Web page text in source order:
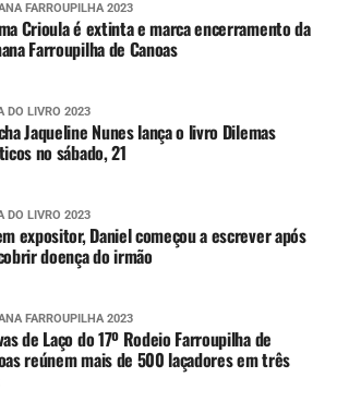
FARROUPILHA 2023
Crioula é extinta e marca encerramento da
Farroupilha de Canoas
DO LIVRO 2023
Jaqueline Nunes lança o livro Dilemas
no sábado, 21
DO LIVRO 2023
expositor, Daniel começou a escrever após
doença do irmão
FARROUPILHA 2023
de Laço do 17º Rodeio Farroupilha de
reúnem mais de 500 laçadores em três